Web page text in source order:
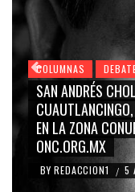
COLUMNAS
GRACE
CARMEN
BLANCO, SILVIA
RIDICULIZACIÓN
BY REDACCION1 / 4